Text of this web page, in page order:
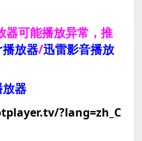
器可能播放异常，推
放器/迅雷影音播放
器
?lang=zh_C